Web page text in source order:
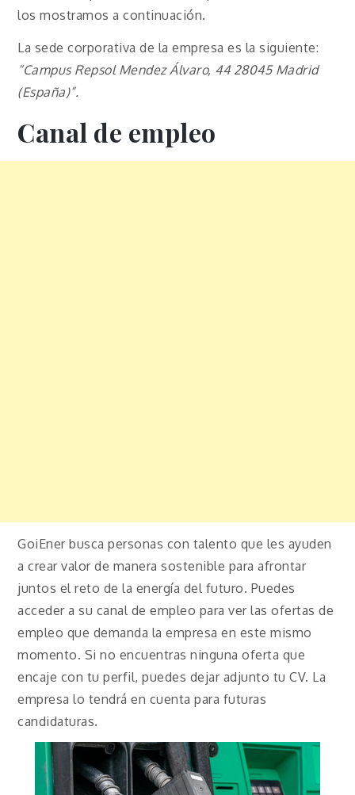
los mostramos a continuación.
La sede corporativa de la empresa es la siguiente:
“Campus Repsol Mendez Álvaro, 44 28045 Madrid
(España)”.
Canal de empleo
GoiEner busca personas con talento que les ayuden
a crear valor de manera sostenible para afrontar
juntos el reto de la energía del futuro. Puedes
acceder a su canal de empleo para ver las ofertas de
empleo que demanda la empresa en este mismo
momento. Si no encuentras ninguna oferta que
encaje con tu perfil, puedes dejar adjunto tu CV. La
empresa lo tendrá en cuenta para futuras
candidaturas.